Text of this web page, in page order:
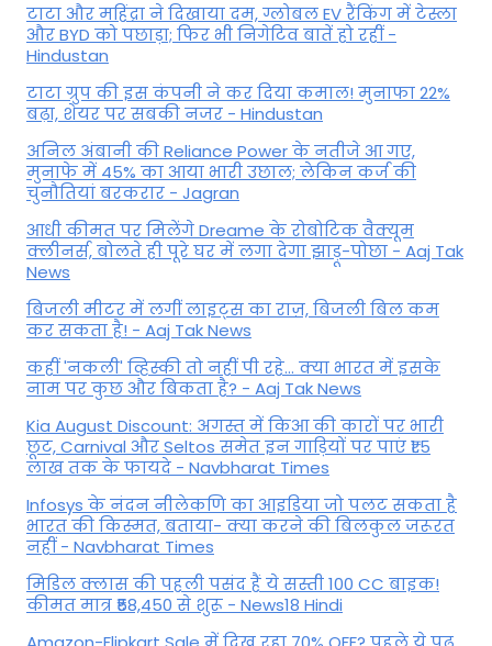
टाटा और महिंद्रा ने दिखाया दम, ग्लोबल EV रैंकिंग में टेस्ला
और BYD को पछाड़ा; फिर भी निगेटिव बातें हो रहीं -
Hindustan
टाटा ग्रुप की इस कंपनी ने कर दिया कमाल! मुनाफा 22%
बढ़ा, शेयर पर सबकी नजर - Hindustan
अनिल अंबानी की Reliance Power के नतीजे आ गए,
मुनाफे में 45% का आया भारी उछाल; लेकिन कर्ज की
चुनौतियां बरकरार - Jagran
आधी कीमत पर मिलेंगे Dreame के रोबोटिक वैक्यूम
क्लीनर्स, बोलते ही पूरे घर में लगा देगा झाड़ू-पोछा - Aaj Tak
News
बिजली मीटर में लगीं लाइट्स का राज़, बिजली बिल कम
कर सकता है! - Aaj Tak News
कहीं 'नकली' व्हिस्की तो नहीं पी रहे... क्या भारत में इसके
नाम पर कुछ और बिकता है? - Aaj Tak News
Kia August Discount: अगस्त में किआ की कारों पर भारी
छूट, Carnival और Seltos समेत इन गाड़ियों पर पाएं ₹1.5
लाख तक के फायदे - Navbharat Times
Infosys के नंदन नीलेकणि का आइडिया जो पलट सकता है
भारत की किस्मत, बताया- क्या करने की बिलकुल जरूरत
नहीं - Navbharat Times
मिडिल क्लास की पहली पसंद हैं ये सस्ती 100 CC बाइक!
कीमत मात्र ₹58,450 से शुरू - News18 Hindi